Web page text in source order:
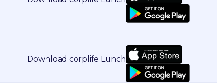
Download corplife Lunch